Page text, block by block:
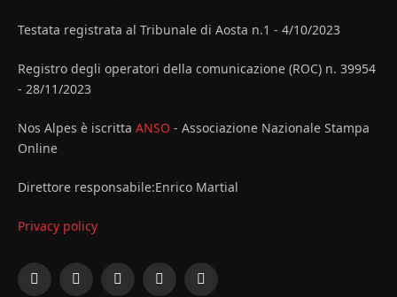
Testata registrata al Tribunale di Aosta n.1 - 4/10/2023
Registro degli operatori della comunicazione (ROC) n. 39954
- 28/11/2023
Nos Alpes è iscritta ANSO - Associazione Nazionale Stampa
Online
Direttore responsabile:Enrico Martial
Privacy policy
Facebook
X
InstagramYouTubeLinkedIn